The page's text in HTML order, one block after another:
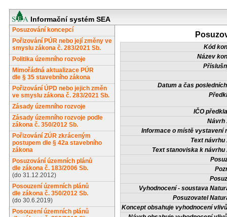
Informační systém SEA
Posuzování koncepcí
Pořizování PÚR nebo její změny ve
smyslu zákona č. 283/2021 Sb.
Politika územního rozvoje
Mimořádná aktualizace PÚR
dle § 35 stavebního zákona
Pořizování ÚPD nebo jejich změn
ve smyslu zákona č. 283/2021 Sb.
Zásady územního rozvoje
Zásady územního rozvoje podle
zákona č. 350/2012 Sb.
Pořizování ZÚR zkráceným
postupem dle § 42a stavebního
zákona
Posuzování územních plánů
dle zákona č. 183/2006 Sb.
(do 31.12.2012)
Posouzení územních plánů
dle zákona č. 350/2012 Sb.
(do 30.6.2019)
Posouzení územních plánů
Kód
Název
Datum a čas
IČO
Návrh
Informace o místě vystavení
Text návrhu
Text stanoviska k návrhu
Vyhodnocení - soustava
Posuzovatel
Koncept obsahuje vyhodnocení